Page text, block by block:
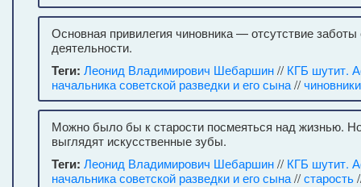
Основная привилегия чиновника — отсутствие
деятельности.
Теги: Леонид Владимирович Шебаршин// КГБ шутит.
начальника советской разведки и его сына//чиновники
Можно было бы к старости посмеяться над жизнью.
выглядят искусственные зубы.
Теги: Леонид Владимирович Шебаршин// КГБ шутит.
начальника советской разведки и его сына//старость